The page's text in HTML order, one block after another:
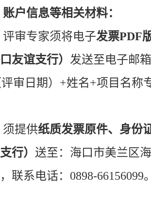
户信息等相关材料：
评审专家须将电子发票PDF
友谊支行） 发送至电子邮箱
审日期）+姓名+项目名称
须提供纸质发票原件、身份
行） 送至：海口市美兰区
联系电话：0898-66156099。